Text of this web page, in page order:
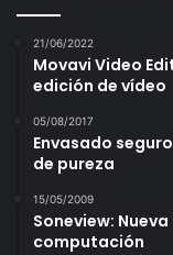
21/06/2022
Movavi Video
edición de vídeo
05/08/2017
Envasado
de pureza
15/05/2009
Soneview:
computación